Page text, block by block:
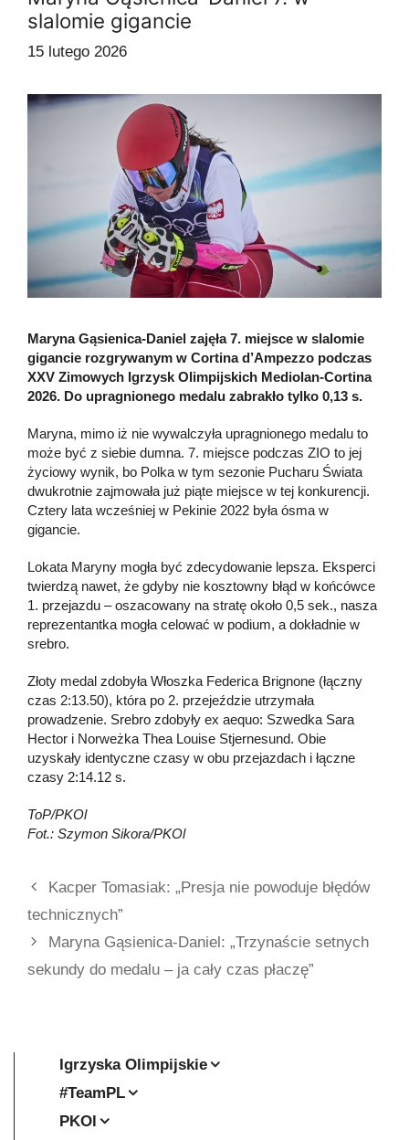
slalomie gigancie
15 lutego 2026
Maryna Gąsienica-Daniel zajęła 7. miejsce w slalomie
gigancie rozgrywanym w Cortina d’Ampezzo podczas
XXV Zimowych Igrzysk Olimpijskich Mediolan-Cortina
2026. Do upragnionego medalu zabrakło tylko 0,13 s.
Maryna, mimo iż nie wywalczyła upragnionego medalu to
może być z siebie dumna. 7. miejsce podczas ZIO to jej
życiowy wynik, bo Polka w tym sezonie Pucharu Świata
dwukrotnie zajmowała już piąte miejsce w tej konkurencji.
Cztery lata wcześniej w Pekinie 2022 była ósma w
gigancie.
Lokata Maryny mogła być zdecydowanie lepsza. Eksperci
twierdzą nawet, że gdyby nie kosztowny błąd w końcówce
1. przejazdu – oszacowany na stratę około 0,5 sek., nasza
reprezentantka mogła celować w podium, a dokładnie w
srebro.
Złoty medal zdobyła Włoszka Federica Brignone (łączny
czas 2:13.50), która po 2. przejeździe utrzymała
prowadzenie. Srebro zdobyły ex aequo: Szwedka Sara
Hector i Norweżka Thea Louise Stjernesund. Obie
uzyskały identyczne czasy w obu przejazdach i łączne
czasy 2:14.12 s.
ToP/PKOl
Fot.: Szymon Sikora/PKOl
Kacper Tomasiak: „Presja nie powoduje błędów
technicznych”
Maryna Gąsienica-Daniel: „Trzynaście setnych
sekundy do medalu – ja cały czas płaczę”
Igrzyska Olimpijskie
#TeamPL
PKOl